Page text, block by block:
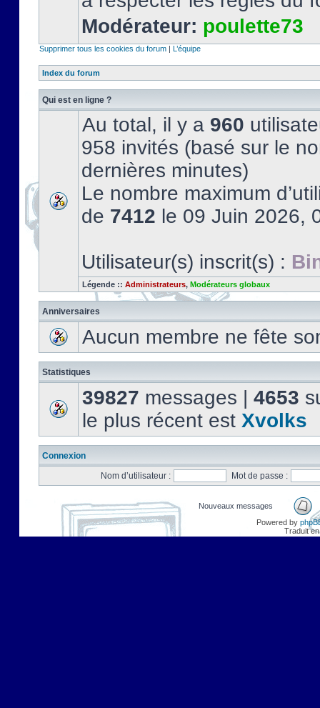
Modérateur: poulette73
Supprimer tous les cookies du forum | L’équipe
Index du forum
Qui est en ligne ?
Au total, il y a 960
958 invités (basé sur le
dernières minutes)
Le nombre maximum
de 7412 le 09 Juin 2026,
Utilisateur(s) inscrit(s) :
Légende :: Administrateurs, Modérateurs globaux
Anniversaires
Aucun membre ne fête
Statistiques
39827 messages | 4653
le plus récent est Xvolks
Connexion
Nom d’utilisateur :
Mot de passe :
Nouveaux messages
Powered by
Traduit